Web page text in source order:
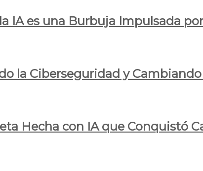
IA es una Burbuja Impulsada
la Ciberseguridad y
Hecha con IA que Conquistó